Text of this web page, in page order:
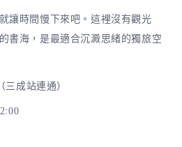
讓時間慢下來吧。這裡沒有觀光
書海，是最適合沉澱思緒的獨旅空
成站連通）